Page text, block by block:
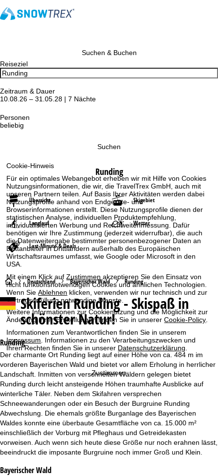
Cookie-Hinweis
Für ein optimales Webangebot erheben wir mit Hilfe von Cookies
Nutzungsinformationen, die wir, die TravelTrex GmbH, auch mit
unseren Partnern teilen. Auf Basis Ihrer Aktivitäten werden dabei
Nutzungsprofile anhand von Endgeräte- und
Browserinformationen erstellt. Diese Nutzungsprofile dienen der
statistischen Analyse, individuellen Produktempfehlung,
individualisierten Werbung und Reichweitenmessung. Dafür
benötigen wir Ihre Zustimmung (jederzeit widerrufbar), die auch
die Datenweitergabe bestimmter personenbezogener Daten an
Drittanbieter in Drittländern außerhalb des Europäischen
Wirtschaftsraumes umfasst, wie Google oder Microsoft in den
USA.
Mit einem Klick aufZustimmen akzeptieren Sie den Einsatz von
nicht funktionsnotwendigen Cookies und ähnlichen Technologien.
Wenn SieAblehnen klicken, verwenden wir nur technisch und zur
Vertragserfüllung notwendige Dienste.
Weitere Informationen zur Cookienutzung und die Möglichkeit zur
Änderung Ihrer Einstellungen finden Sie in unsererCookie-Policy
Informationen zum Verantwortlichen finden Sie in unserem
Impressum . Informationen zu den Verarbeitungszwecken und
Ihren Rechten finden Sie in unserer Datenschutzerklärung
Zustimmen
Suchen & Buchen
Reiseziel
Zeitraum & Dauer
10.08.26 – 31.05.28 | 7 Nächte
Personen
beliebig
Suchen
Runding
Übersicht Skigebiet
Langlauf Wetter
Last-Minute & Deals
S
t
a
r
t
s
i
t
Deutschland Bayerischer Wald Runding
SkiferienRunding - Skispaß in
schönster Natur!
Runding
Der charmante Ort Runding liegt auf einer Höhe von ca. 484 m im
vorderen Bayerischen Wald und bietet vor allem Erholung in herrlicher
Landschaft. Inmitten von verschneiten Wäldern gelegen bietet
Runding durch leicht ansteigende Höhen traumhafte Ausblicke auf
winterliche Täler. Neben dem Skifahren versprechen
Schneewanderungen oder ein Besuch der Burgruine Runding
Abwechslung. Die ehemals größte Burganlage des Bayerischen
Waldes konnte eine überbaute Gesamtfläche von ca. 15.000 m²
einschließlich der Vorburg mit Pfleghaus und Getreidekasten
vorweisen. Auch wenn sich heute diese Größe nur noch erahnen lässt,
beeindruckt die imposante Burgruine noch immer Groß und Klein.
Bayerischer Wald